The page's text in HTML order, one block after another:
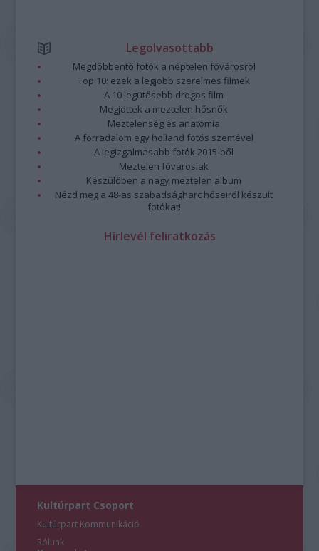
Legolvasottabb
Megdöbbentő fotók a néptelen fővárosról
Top 10: ezek a legjobb szerelmes filmek
A 10 legütősebb drogos film
Megjöttek a meztelen hősnők
Meztelenség és anatómia
A forradalom egy holland fotós szemével
A legizgalmasabb fotók 2015-ből
Meztelen fővárosiak
Készülőben a nagy meztelen album
Nézd meg a 48-as szabadságharc hőseiről készült
fotókat!
Hírlevél feliratkozás
Kultúrpart Csoport
Kultúrpart Kommunikáció
Rólunk